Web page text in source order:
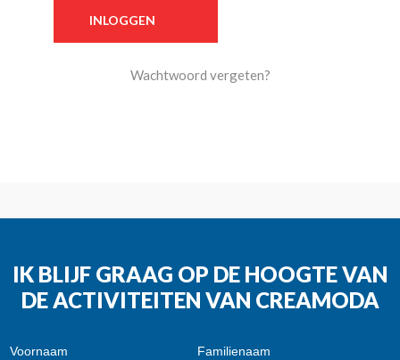
Wachtwoord vergeten?
IK BLIJF GRAAG OP DE HOOGTE VAN
DE ACTIVITEITEN VAN CREAMODA
Voornaam Familienaam